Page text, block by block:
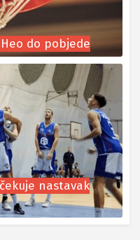
do pobjede
nastavak